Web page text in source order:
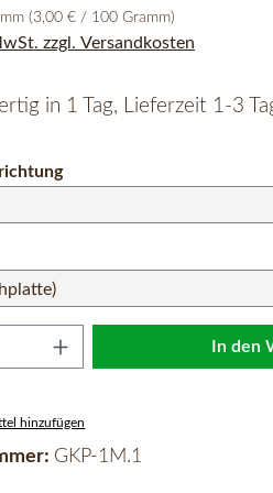
(3,00 € / 100 Gramm)
zzgl. Versandkosten
in 1 Tag, Lieferzeit 1-3
auswählen
Gib den In den
hinzufügen
GKP-1M.1